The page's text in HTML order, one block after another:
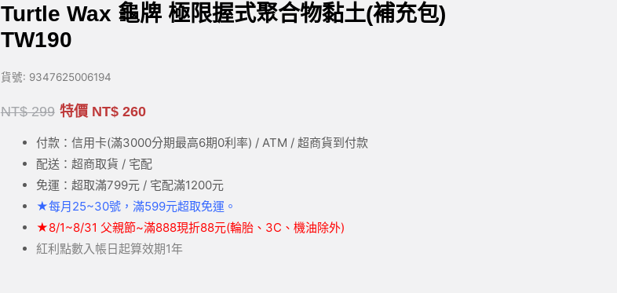
Turtle Wax 龜牌 極限握式聚合物黏土(補充包)
TW190
貨號: 9347625006194
NT$299 特價 NT$260
付款：信用卡(滿3000分期最高6期0利率) / ATM / 超商貨到付款
配送：超商取貨 / 宅配
免運：超取滿799元 / 宅配滿1200元
★每月25~30號，滿599元超取免運。
★8/1~8/31 父親節~滿888現折88元(輪胎、3C、機油除外)
紅利點數入帳日起算效期1年